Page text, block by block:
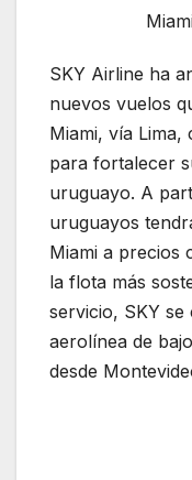
SKY Airline ha
nuevos vuelos
Miami, vía Lima,
para fortalecer
uruguayo. A
uruguayos
Miami a precios
la flota más
servicio, SKY
aerolínea de
desde